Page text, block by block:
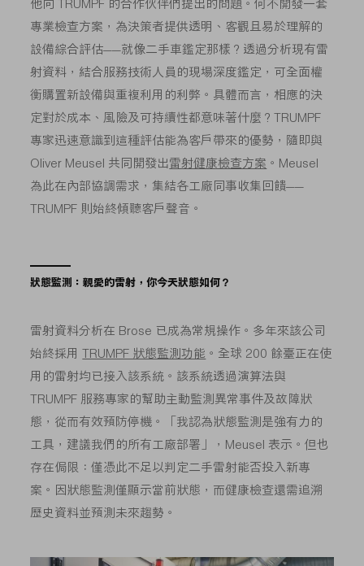
他向 TRUMPF 的合作伙伴們提出的問題。何不開發一套
專業檢查方案，為決策者提供透明、客觀且易於理解的
設備綜合評估——就像二手車鑑定那樣？透過分析現有雷
射資料，結合服務技術人員的現場深度鑑定，可全面權
衡購置新設備與重複利用的利弊。具體而言，相應的決
定對於成本、風險及可持續性都意味著什麼？TRUMPF
專家迅速意識到這種評估能為客戶帶來的優勢，隨即與
Oliver Meusel 共同開發出雷射健康檢查方案 。Meusel
為此在內部協調需求，集結各工廠同事收集回饋——
TRUMPF 則始終傾聽客戶聲音。
狀態監測：親愛的雷射，你今天狀態如何？
雷射資料分析在 Brose 已成為常規操作。多年來該公司
始終採用TRUMPF 狀態監測功能 。全球 200 餘臺正在使
用的雷射均已接入該系統。該系統透過演算法與
TRUMPF 服務專家的幫助主動監測異常事件及故障狀
態，從而有效預防停機。「我認為狀態監測是強有力的
工具，建議我們的所有工廠部署」，Meusel 表示。但也
存在侷限：僅憑此不足以判定二手雷射能否投入新專
案。因狀態監測僅顯示當前狀態，而健康檢查還需追溯
歷史資料並預測未來趨勢。